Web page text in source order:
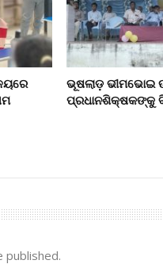
ଭୂଷଲାଡ଼ ଭୀମଭୋଇ
ପ୍ରଧାନଶିକ୍ଷକଙ୍କୁ
published.